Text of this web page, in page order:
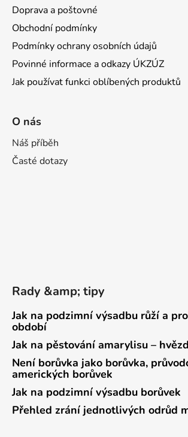
Doprava a poštovné
Obchodní podmínky
Podmínky ochrany osobních údajů
Povinné informace a odkazy ÚKZÚZ
Jak používat funkci oblíbených produktů
O nás
Náš příběh
Časté dotazy
Rady &amp; tipy
Jak na podzimní výsadbu růží a
období
Jak na pěstování amarylisu –
Není borůvka jako borůvka,
amerických borůvek
Jak na podzimní výsadbu borůvek
Přehled zrání jednotlivých odrůd